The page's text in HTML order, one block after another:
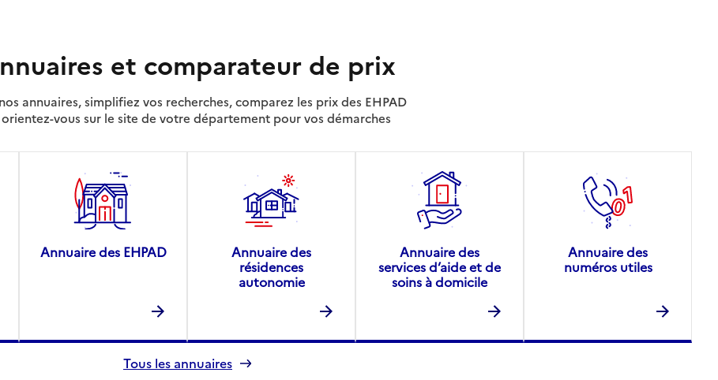
et comparateur de prix
annuaires, simplifiez vos recherches, comparez les prix des EHPAD
vous sur le site de votre département pour vos démarches
Annuaire des EHPAD
Annuaire des
résidences
autonomie
Annuaire des
services d’aide et de
soins à domicile
Annuaire des
numéros utiles
Tous les annuaires